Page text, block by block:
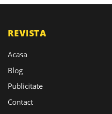
REVISTA
Acasa
Blog
Publicitate
Contact